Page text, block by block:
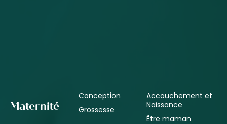
Maternité
Conception
Grossesse
Accouchement et
Naissance
Être maman